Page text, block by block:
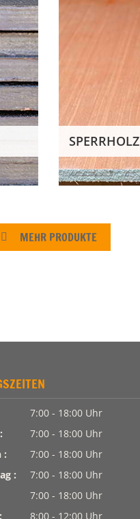
SPERRHOLZ
MEHR PRODUKTE
7:00 - 18:00 Uhr
7:00 - 18:00 Uhr
:
7:00 - 18:00 Uhr
:
7:00 - 18:00 Uhr
7:00 - 18:00 Uhr
8:00 - 12:00 Uhr